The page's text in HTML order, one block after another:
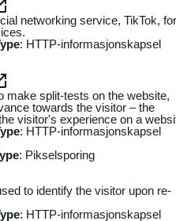
networking service, TikTok, for
: HTTP-informasjonskapsel
make split-tests on the website,
towards the visitor – the
visitor's experience on a
: HTTP-informasjonskapsel
: Pikselsporing
to identify the visitor upon re-
: HTTP-informasjonskapsel